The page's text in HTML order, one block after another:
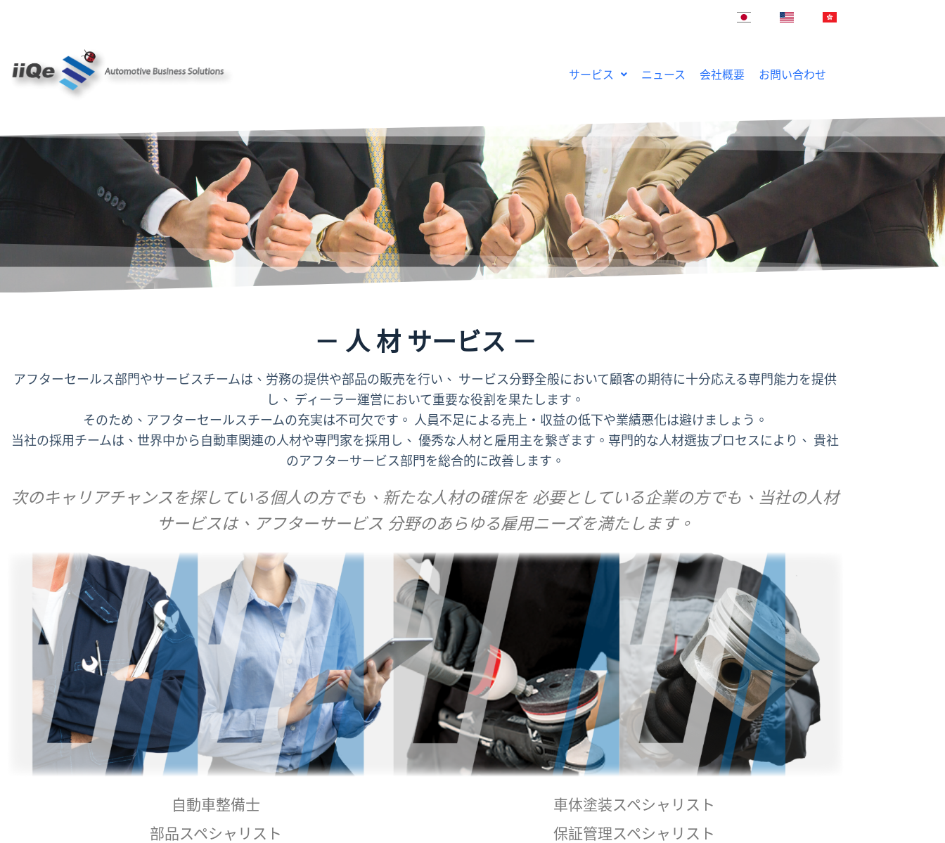
要
サービス ニュース 会社概要 お問い合わせ
－ 人 材 サービス －
アフターセールス部門やサービスチームは、労務の提供や部品の販売を行い、 サービス分野全般において顧客の期待に十分応える専門能力を提供
し、 ディーラー運営において重要な役割を果たします。
そのため、アフターセールスチームの充実は不可欠です。 人員不足による売上・収益の低下や業績悪化は避けましょう。
当社の採用チームは、世界中から自動車関連の人材や専門家を採用し、 優秀な人材と雇用主を繋ぎます。専門的な人材選抜プロセスにより、 貴社
のアフターサービス部門を総合的に改善します。
次のキャリアチャンスを探している個人の方でも、新たな人材の確保を 必要としている企業の方でも、当社の人材
サービスは、アフターサービス 分野のあらゆる雇用ニーズを満たします。
自動車整備士
部品スペシャリスト
車体塗装スペシャリスト
保証管理スペシャリスト